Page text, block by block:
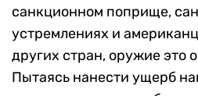
санкционном поприще,
устремлениях и
других стран, оружие это
Пытаясь нанести ущерб